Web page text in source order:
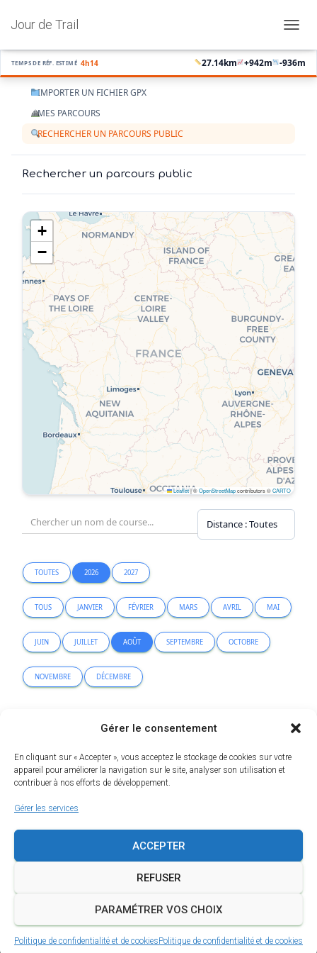
Gérer le consentement
En cliquant sur « Accepter », vous acceptez le stockage de cookies sur votre
appareil pour améliorer la navigation sur le site, analyser son utilisation et
contribuer à nos efforts de développement.
Gérer les services
ACCEPTER
REFUSER
PARAMÉTRER VOS CHOIX
Politique de confidentialité et de cookiesPolitique de confidentialité et de cookies
Jour de Trail
IMPORTER UN FICHIER GPX
MES PARCOURS
RECHERCHER UN PARCOURS PUBLIC
TEMPS DE RÉF. ESTIMÉ 4h14 27.14km +942m -936m
Rechercher un parcours public
+
−
Leaflet|©OpenStreetMapcontributors ©CARTO
TOUTES 2026 2027
TOUS JANVIER FÉVRIER MARS AVRIL MAI
JUIN JUILLET AOÛT SEPTEMBRE OCTOBRE
NOVEMBRE DÉCEMBRE
Erreur d'analyse de ce plan :
String(...).replaceAll is not a function